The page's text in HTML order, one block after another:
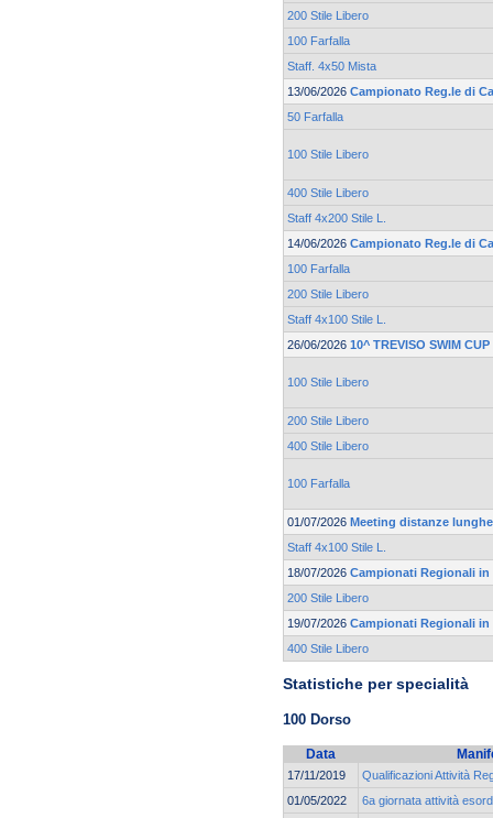
200 Stile Libero
100 Farfalla
Staff. 4x50 Mista
13/06/2026 Campionato Reg.le di
50 Farfalla
100 Stile Libero
400 Stile Libero
Staff 4x200 Stile L.
14/06/2026 Campionato Reg.le di
100 Farfalla
200 Stile Libero
Staff 4x100 Stile L.
26/06/2026 10^ TREVISO SWIM CUP
100 Stile Libero
200 Stile Libero
400 Stile Libero
100 Farfalla
01/07/2026 Meeting distanze
Staff 4x100 Stile L.
18/07/2026 Campionati Regionali in
200 Stile Libero
19/07/2026 Campionati Regionali in
400 Stile Libero
Statistiche per specialità
100 Dorso
Data
17/11/2019
Qualificazioni Attività
01/05/2022
6a giornata attività